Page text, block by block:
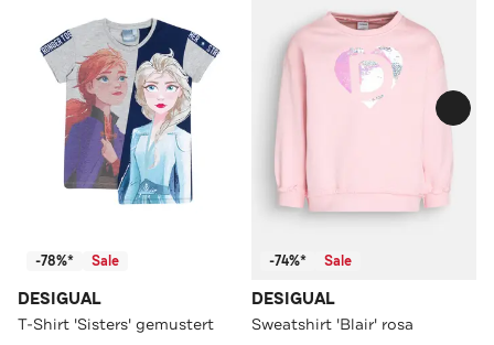
-78%* Sale
DESIGUAL
T-Shirt 'Sisters' gemustert
-74%* Sale
DESIGUAL
Sweatshirt 'Blair' rosa